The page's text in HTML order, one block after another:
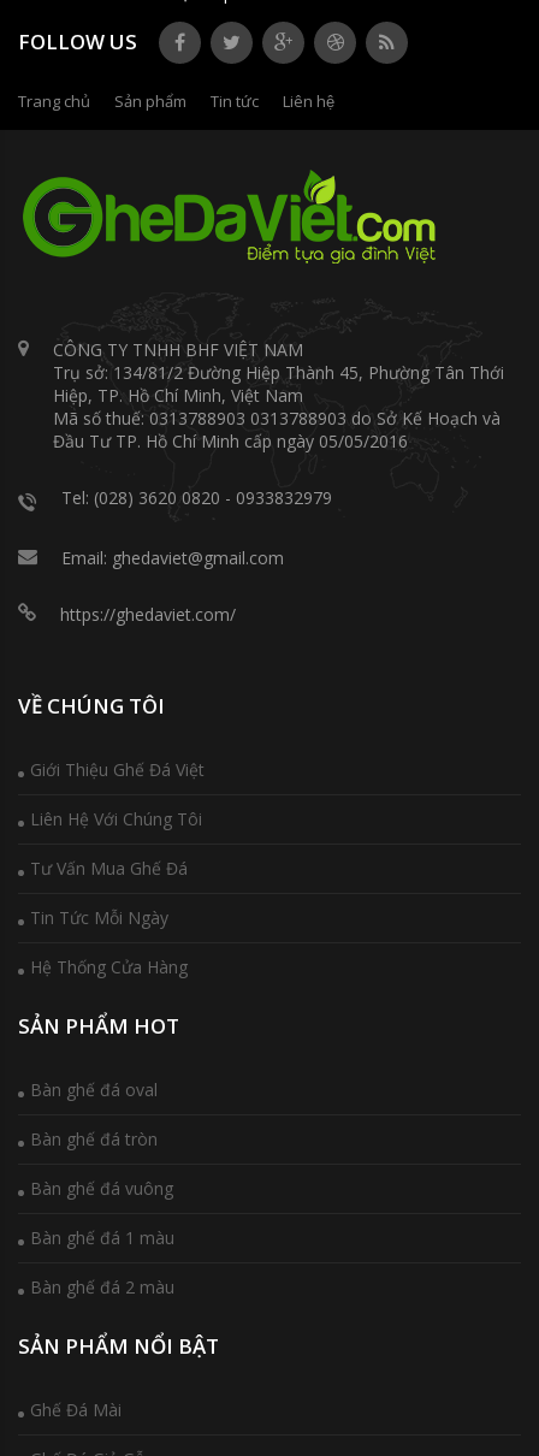
FOLLOW US
Trang chủ Sản phẩm Tin tức Liên hệ
CÔNG TY TNHH BHF VIỆT NAM
Trụ sở: 134/81/2 Đường Hiệp Thành 45, Phường Tân Thới
Hiệp, TP. Hồ Chí Minh, Việt Nam
Mã số thuế: 0313788903 0313788903 do Sở Kế Hoạch và
Đầu Tư TP. Hồ Chí Minh cấp ngày 05/05/2016
Tel: (028) 3620 0820 - 0933832979
Email: ghedaviet@gmail.com
https://ghedaviet.com/
VỀ CHÚNG TÔI
Giới Thiệu Ghế Đá Việt
Liên Hệ Với Chúng Tôi
Tư Vấn Mua Ghế Đá
Tin Tức Mỗi Ngày
Hệ Thống Cửa Hàng
SẢN PHẨM HOT
Bàn ghế đá oval
Bàn ghế đá tròn
Bàn ghế đá vuông
Bàn ghế đá 1 màu
Bàn ghế đá 2 màu
SẢN PHẨM NỔI BẬT
Ghế Đá Mài